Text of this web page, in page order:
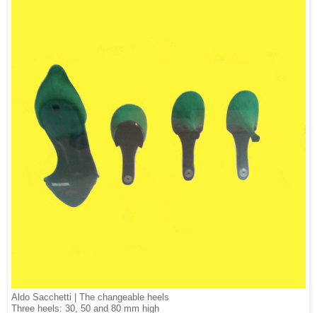
Aldo Sacchetti | The changeable heels
Three heels: 30, 50 and 80 mm high